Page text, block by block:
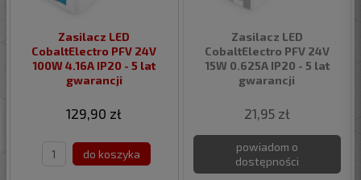
Zasilacz LED
CobaltElectro PFV 24V
100W 4.16A IP20 - 5 lat
gwarancji
129,90 zł
do koszyka
Zasilacz LED
CobaltElectro PFV 24V
15W 0.625A IP20 - 5 lat
gwarancji
21,95 zł
powiadom o
dostępności